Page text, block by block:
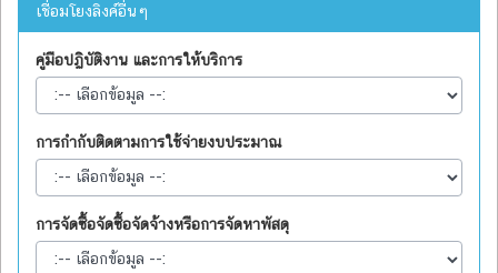
เชื่อมโยงลิงค์อื่นๆ
คู่มือปฏิบัติงาน และการให้บริการ
การกำกับติดตามการใช้จ่ายงบประมาณ
การจัดซื้อจัดซื้อจัดจ้างหรือการจัดหาพัสดุ